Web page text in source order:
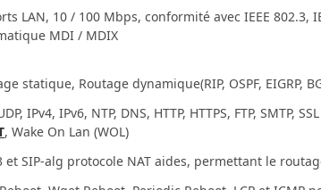
LAN, 10 / 100 Mbps, conformité avec IEEE
MDI / MDIX
statique, Routage dynamique(RIP, OSPF, EIGRP,
IPv4, IPv6, NTP, DNS, HTTP, HTTPS, FTP, SMTP,
, Wake On Lan (WOL)
et SIP-alg protocole NAT aides, permettant le